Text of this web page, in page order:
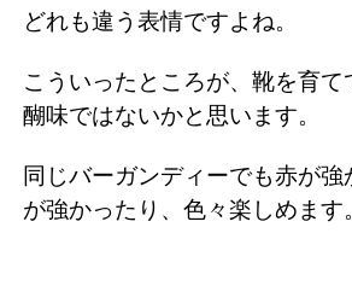
どれも違う表情ですよね。
こういったところが、靴を育て
醐味ではないかと思います。
同じバーガンディーでも赤が
が強かったり、色々楽しめます